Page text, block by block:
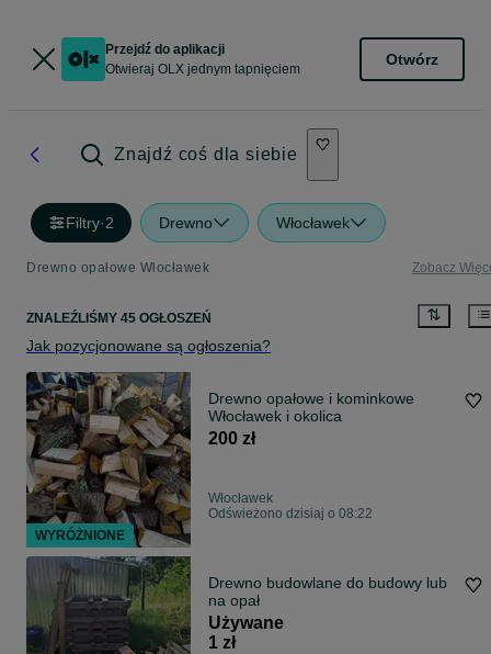
Przejdź do aplikacji
Otwieraj OLX jednym tapnięciem
Otwórz
Znajdź coś dla siebie
Filtry·2 Drewno Włocławek
Drewno opałowe Włocławek Zobacz
ZNALEŹLIŚMY 45 OGŁOSZEŃ
Jak pozycjonowane są ogłoszenia?
Drewno opałowe i kominkowe
Włocławek i okolica
200 zł
Włocławek
Odświeżono dzisiaj o 08:22
Drewno budowlane do budowy lub
na opał
Używane
1 zł
WYRÓŻNIONE